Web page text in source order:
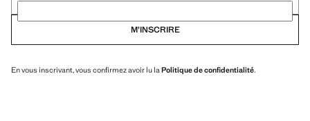
M’INSCRIRE
En vous inscrivant, vous confirmez avoir lu la Politique de confidentialité.